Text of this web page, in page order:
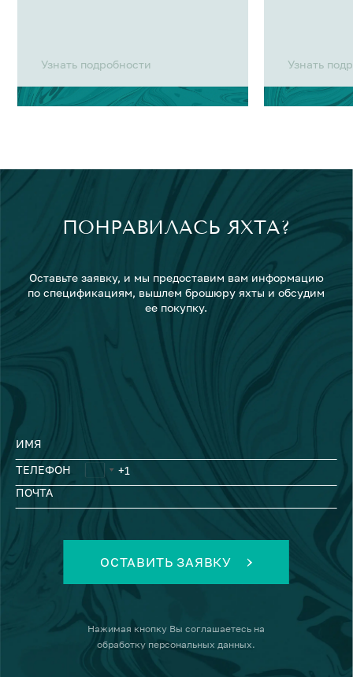
Узнать подробности Узнать
ПОНРАВИЛАСЬ ЯХТА?
Оставьте заявку, и мы предоставим вам информацию
по спецификациям, вышлем брошюру яхты и обсудим
ее покупку.
ИМЯ
ТЕЛЕФОН
ПОЧТА
ОСТАВИТЬ ЗАЯВКУ
Нажимая кнопку Вы соглашаетесь на
обработку персональных данных.